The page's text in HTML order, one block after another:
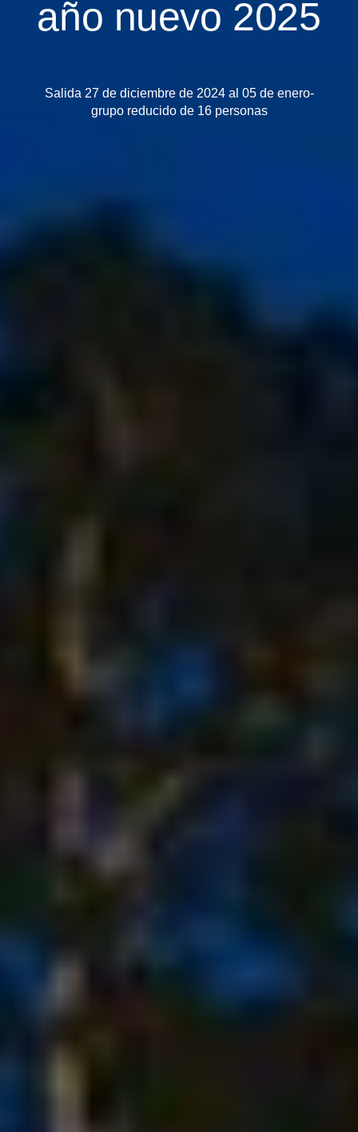
año nuevo 2025
Salida 27 de diciembre de 2024 al 05 de enero-
grupo reducido de 16 personas